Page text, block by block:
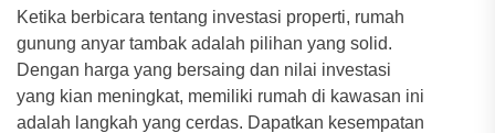
Ketika berbicara tentang investasi properti, rumah
gunung anyar tambak adalah pilihan yang solid.
Dengan harga yang bersaing dan nilai investasi
yang kian meningkat, memiliki rumah di kawasan ini
adalah langkah yang cerdas. Dapatkan kesempatan